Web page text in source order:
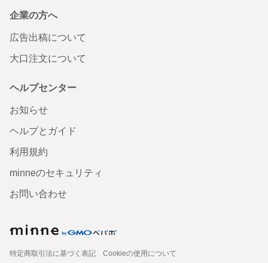
企業の方へ
広告出稿について
大口注文について
ヘルプセンター
お知らせ
ヘルプとガイド
利用規約
minneのセキュリティ
お問い合わせ
特定商取引法に基づく表記
Cookieの使用について